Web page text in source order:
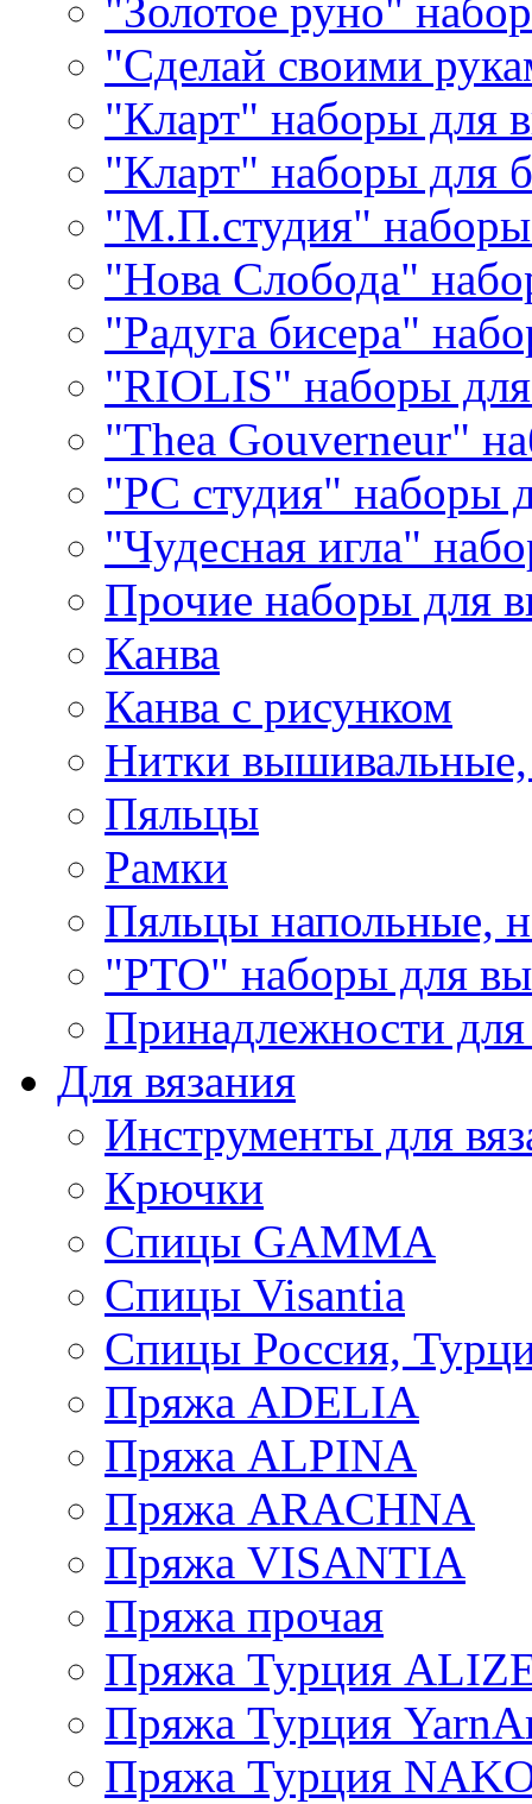
"Золотое руно"
"Сделай своими
"Кларт" наборы для
"Кларт" наборы для
"М.П.студия"
"Нова Слобода"
"Радуга бисера"
"RIOLIS" наборы
"Thea Gouverneur"
"РС студия" наборы
"Чудесная игла"
Прочие наборы для
Канва
Канва с рисунком
Нитки
Пяльцы
Рамки
Пяльцы напольные,
"РТО" наборы для
Принадлежности
Для вязания
Инструменты для
Крючки
Спицы GAMMA
Спицы Visantia
Спицы Россия,
Пряжа ADELIA
Пряжа ALPINA
Пряжа ARACHNA
Пряжа VISANTIA
Пряжа прочая
Пряжа Турция
Пряжа Турция
Пряжа Турция